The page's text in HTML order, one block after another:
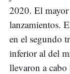
2020. El
lanzamientos.
en el segundo
inferior al del
llevaron a